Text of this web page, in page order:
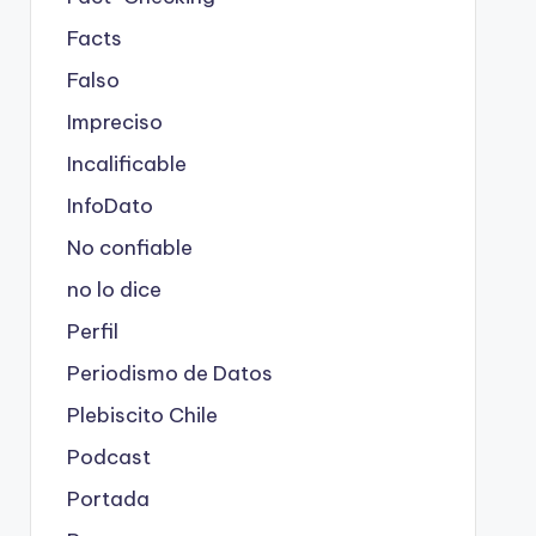
Facts
Falso
Impreciso
Incalificable
InfoDato
No confiable
no lo dice
Perfil
Periodismo de Datos
Plebiscito Chile
Podcast
Portada